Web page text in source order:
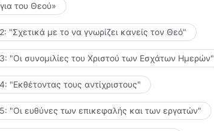
του Θεού»
"Σχετικά με το να γνωρίζει κανείς τον Θεό"
"Οι συνομιλίες του Χριστού των Εσχάτων Ημερών"
"Εκθέτοντας τους αντίχριστους"
"Οι ευθύνες των επικεφαλής και των εργατών"